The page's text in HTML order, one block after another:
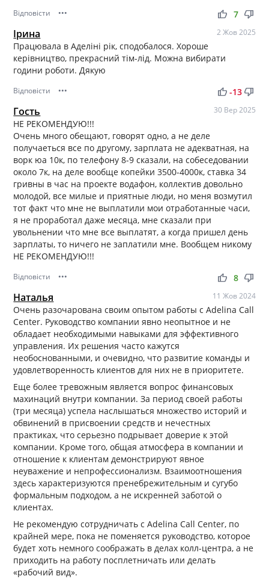
Відповісти ••• thumb_up thumb_down
7
Ірина 2 Жов 2025
Працювала в Аделіні рік, сподобалося. Хороше
керівництво, прекрасний тім-лід. Можна вибирати
години роботи. Дякую
Відповісти ••• thumb_up thumb_down
-13
Гость 30 Вер 2025
НЕ РЕКОМЕНДУЮ!!!
Очень много обещают, говорят одно, а не деле
получаеться все по другому, зарплата не адекватная, на
ворк юа 10к, по телефону 8-9 сказали, на собеседовании
около 7к, на деле вообще копейки 3500-4000к, ставка 34
гривны в час на проекте водафон, коллектив довольно
молодой, все милые и приятные люди, но меня возмутил
тот факт что мне не выплатили мои отработанные часи,
я не проработал даже месяца, мне сказали при
увольнении что мне все выплатят, а когда пришел день
зарплаты, то ничего не заплатили мне. Вообщем никому
НЕ РЕКОМЕНДУЮ!!!
Відповісти ••• thumb_up thumb_down
8
Наталья 11 Жов 2024
Очень разочарована своим опытом работы с Adelina Call
Center. Руководство компании явно неопытное и не
обладает необходимыми навыками для эффективного
управления. Их решения часто кажутся
необоснованными, и очевидно, что развитие команды и
удовлетворенность клиентов для них не в приоритете.
Еще более тревожным является вопрос финансовых
махинаций внутри компании. За период своей работы
(три месяца) успела наслышаться множество историй и
обвинений в присвоении средств и нечестных
практиках, что серьезно подрывает доверие к этой
компании. Кроме того, общая атмосфера в компании и
отношение к клиентам демонстрируют явное
неуважение и непрофессионализм. Взаимоотношения
здесь характеризуются пренебрежительным и сугубо
формальным подходом, а не искренней заботой о
клиентах.
Не рекомендую сотрудничать с Adelina Call Center, по
крайней мере, пока не поменяется руководство, которое
будет хоть немного соображать в делах колл-центра, а не
приходить на работу посплетничать или делать
«рабочий вид».